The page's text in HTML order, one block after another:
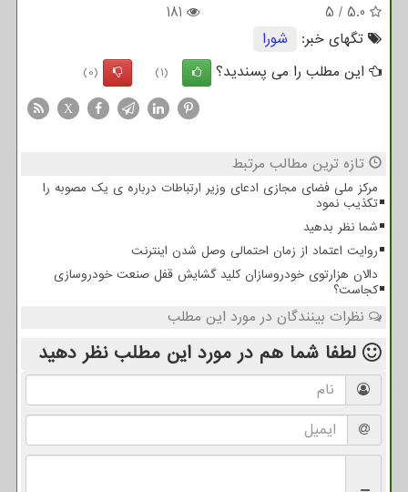
5.0
/
5
181
تگهای خبر:
شورا
این مطلب را می پسندید؟
(1)
(0)
X
تازه ترین مطالب مرتبط
مرکز ملی فضای مجازی ادعای وزیر ارتباطات درباره ی یک مصوبه را
تکذیب نمود
شما نظر بدهید
روایت اعتماد از زمان احتمالی وصل شدن اینترنت
دالان هزارتوی خودروسازان کلید گشایش قفل صنعت خودروسازی
کجاست؟
نظرات بینندگان در مورد این مطلب
لطفا شما هم در مورد این مطلب نظر دهید